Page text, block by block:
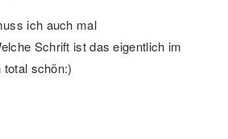
ich auch mal
Schrift ist das eigentlich im
total schön:)